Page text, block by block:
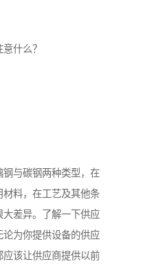
什么？
与碳钢两种类型，在
料，在工艺及其他条
差异。了解一下供应
为你提供设备的供应
该让供应商提供以前